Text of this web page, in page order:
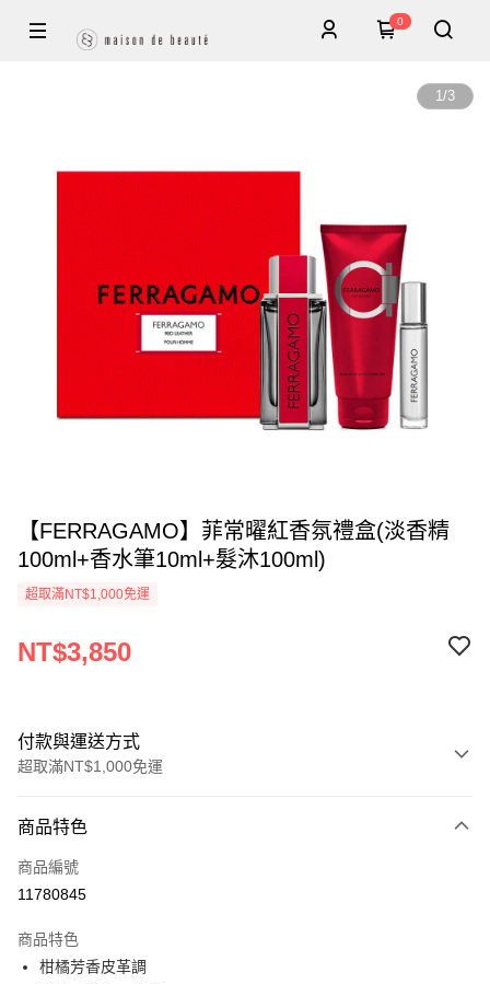
0
1/3
【FERRAGAMO】菲常曜紅香氛禮盒(淡香精
100ml+香水筆10ml+髮沐100ml)
超取滿NT$1,000免運
NT$3,850
付款與運送方式
超取滿NT$1,000免運
信用卡一次付款
ATM付款
運送方式
付款後全家取貨
商品特色
商品編號
11780845
商品特色
柑橘芳香皮革調